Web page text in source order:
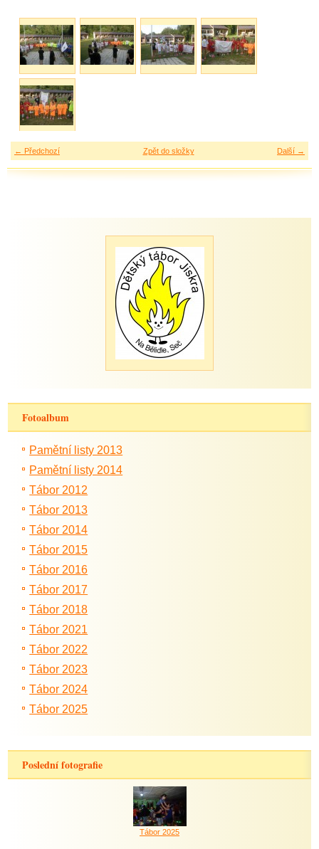
← Předchozí Další →
Zpět do složky
Fotoalbum
Pamětní listy 2013
Pamětní listy 2014
Tábor 2012
Tábor 2013
Tábor 2014
Tábor 2015
Tábor 2016
Tábor 2017
Tábor 2018
Tábor 2021
Tábor 2022
Tábor 2023
Tábor 2024
Tábor 2025
Poslední fotografie
Tábor 2025